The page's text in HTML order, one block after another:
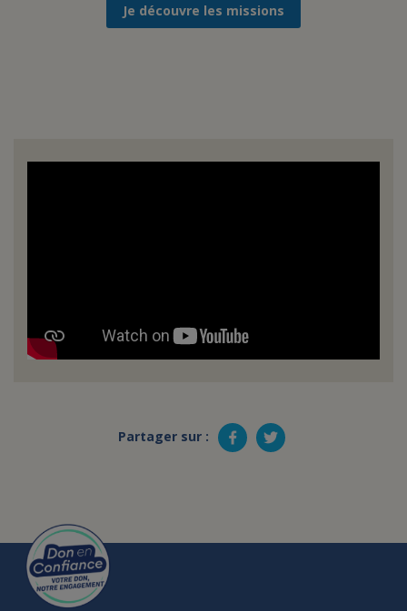
Je découvre les missions
Partager sur :